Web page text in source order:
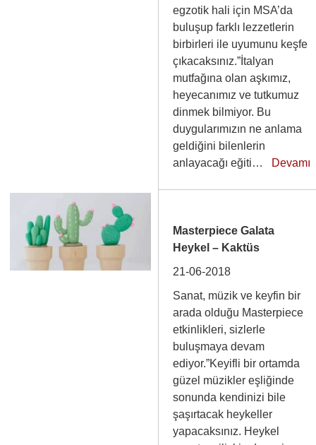
egzotik hali için MSA’da
buluşup farklı lezzetlerin
birbirleri ile uyumunu keşfe
çıkacaksınız.”İtalyan
mutfağına olan aşkımız,
heyecanımız ve tutkumuz
dinmek bilmiyor. Bu
duygularımızın ne anlama
geldiğini bilenlerin
anlayacağı eğiti… Devamı
Masterpiece Galata
Heykel – Kaktüs
21-06-2018
Sanat, müzik ve keyfin bir
arada olduğu Masterpiece
etkinlikleri, sizlerle
buluşmaya devam
ediyor.”Keyifli bir ortamda
güzel müzikler eşliğinde
sonunda kendinizi bile
şaşırtacak heykeller
yapacaksınız. Heykel